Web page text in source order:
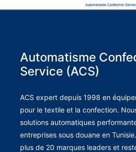
Automatisme
Service (ACS)
ACS expert depuis 1998 en
pour le textile et la confection.
solutions automatiques
entreprises sous douane en
plus de 20 marques leaders et